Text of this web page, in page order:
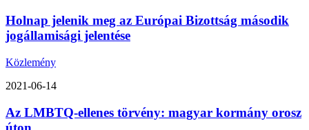
Holnap jelenik meg az Európai Bizottság második
jogállamisági jelentése
Közlemény
2021-06-14
Az LMBTQ-ellenes törvény: magyar kormány orosz